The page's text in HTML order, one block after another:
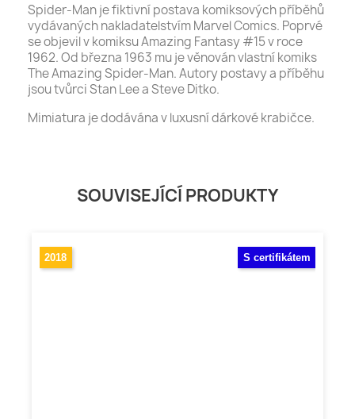
Spider-Man je fiktivní postava komiksových příběhů
vydávaných nakladatelstvím Marvel Comics. Poprvé
se objevil v komiksu Amazing Fantasy #15 v roce
1962. Od března 1963 mu je věnován vlastní komiks
The Amazing Spider-Man. Autory postavy a příběhu
jsou tvůrci Stan Lee a Steve Ditko.
Mimiatura je dodávána v luxusní dárkové krabičce.
SOUVISEJÍCÍ PRODUKTY
S certifikátem
2018